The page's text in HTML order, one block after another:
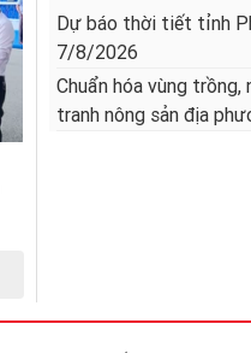
Dự báo thời tiết tỉnh
7/8/2026
Chuẩn hóa vùng trồng,
tranh nông sản địa